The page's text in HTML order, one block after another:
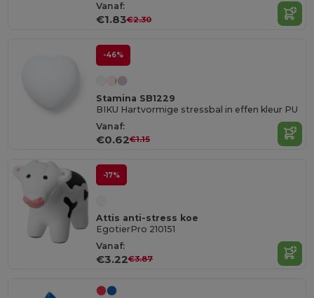
Vanaf:
€1.83€2.30
-46%
Stamina SB1229
BIKU Hartvormige stressbal in effen kleur PU
Vanaf:
€0.62€1.15
-17%
Attis anti-stress koe
EgotierPro 210151
Vanaf:
€3.22€3.87